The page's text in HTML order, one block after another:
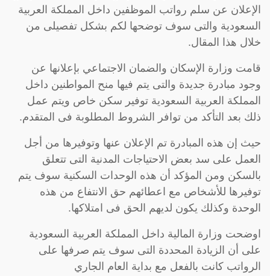
الإعلان عن سلم رواتب الموظفين داخل المملكة العربية
السعودية والتى سوف توضحها لكم بشكل تفصيلى من
خلال هذا المقال.
قامت وزارة الإسكان والضمان الاجتماعي بإعلانها عن
وجود مبادرة جديدة والتى يتم فيها منح المواطنين داخل
المملكة العربية السعودية توفير سكن خاص ويتم عمل
ذلك بعد التأكد من توافر الشروط المطلوبة فى المتقدم.
حيث إن هذه المبادرة تم الإعلان عنها وتوفيرها من أجل
العمل على سد بعض الاحتياجات المدنية التى تتعلق
بالسكن ومن المؤكد أن هذه الوحدات السكنية سوف يتم
توفيرها للأشخاص مع اعطائهم حق الانتفاع من هذه
الوحدة وكذلك يكون لديهم الحق فى امتلاكها.
اوضحت وزارة المالية داخل المملكة العربية السعودية
على أن الزيادة المحددة التى سوف يتم صرفها على
الرواتب كانت بالفعل مع بداية العام الجاري